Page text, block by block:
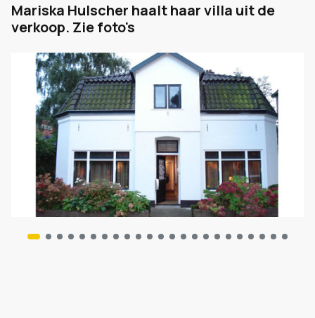
Mariska Hulscher haalt haar villa uit de
verkoop. Zie foto's